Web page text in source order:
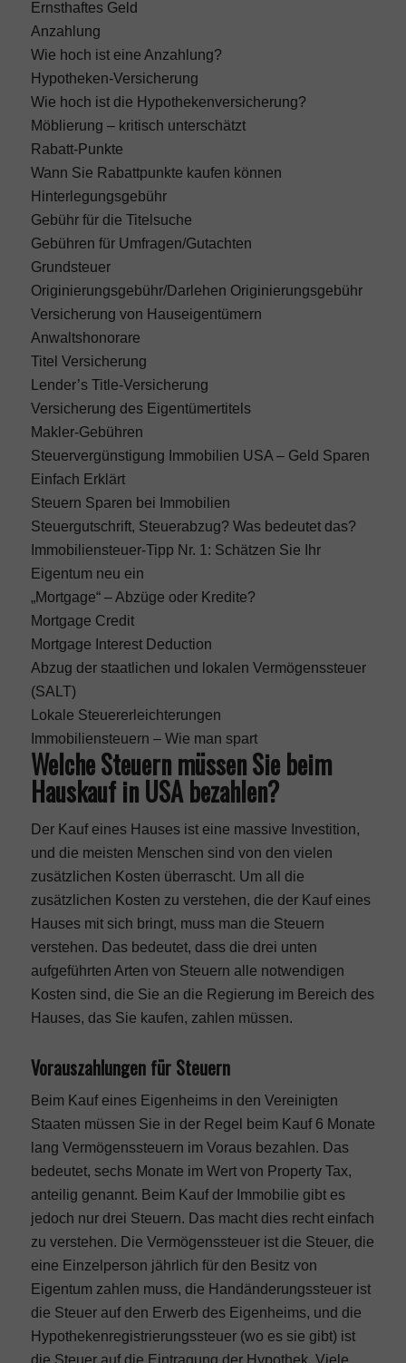
Ernsthaftes Geld
Anzahlung
Wie hoch ist eine Anzahlung?
Hypotheken-Versicherung
Wie hoch ist die Hypothekenversicherung?
Möblierung – kritisch unterschätzt
Rabatt-Punkte
Wann Sie Rabattpunkte kaufen können
Hinterlegungsgebühr
Gebühr für die Titelsuche
Gebühren für Umfragen/Gutachten
Grundsteuer
Originierungsgebühr/Darlehen Originierungsgebühr
Versicherung von Hauseigentümern
Anwaltshonorare
Titel Versicherung
Lender’s Title-Versicherung
Versicherung des Eigentümertitels
Makler-Gebühren
Steuervergünstigung Immobilien USA – Geld Sparen
Einfach Erklärt
Steuern Sparen bei Immobilien
Steuergutschrift, Steuerabzug? Was bedeutet das?
Immobiliensteuer-Tipp Nr. 1: Schätzen Sie Ihr
Eigentum neu ein
„Mortgage“ – Abzüge oder Kredite?
Mortgage Credit
Mortgage Interest Deduction
Abzug der staatlichen und lokalen Vermögenssteuer
(SALT)
Lokale Steuererleichterungen
Immobiliensteuern – Wie man spart
Welche Steuern müssen Sie beim
Hauskauf in USA bezahlen?
Der Kauf eines Hauses ist eine massive Investition,
und die meisten Menschen sind von den vielen
zusätzlichen Kosten überrascht. Um all die
zusätzlichen Kosten zu verstehen, die der Kauf eines
Hauses mit sich bringt, muss man die Steuern
verstehen. Das bedeutet, dass die drei unten
aufgeführten Arten von Steuern alle notwendigen
Kosten sind, die Sie an die Regierung im Bereich des
Hauses, das Sie kaufen, zahlen müssen.
Vorauszahlungen für Steuern
Beim Kauf eines Eigenheims in den Vereinigten
Staaten müssen Sie in der Regel beim Kauf 6 Monate
lang Vermögenssteuern im Voraus bezahlen. Das
bedeutet, sechs Monate im Wert von Property Tax,
anteilig genannt. Beim Kauf der Immobilie gibt es
jedoch nur drei Steuern. Das macht dies recht einfach
zu verstehen. Die Vermögenssteuer ist die Steuer, die
eine Einzelperson jährlich für den Besitz von
Eigentum zahlen muss, die Handänderungssteuer ist
die Steuer auf den Erwerb des Eigenheims, und die
Hypothekenregistrierungssteuer (wo es sie gibt) ist